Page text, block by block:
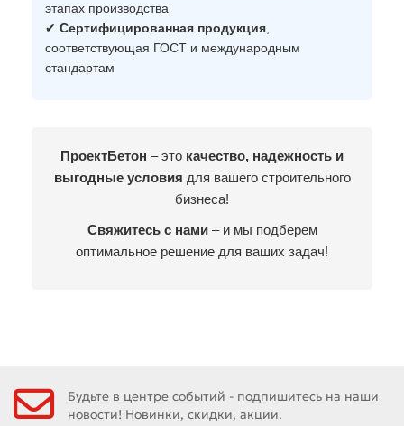
этапах производства
✔ Сертифицированная продукция
соответствующая ГОСТ и международным
стандартам
ПроектБетон – это качество, надежность и
выгодные условия для вашего строительного
бизнеса!
Свяжитесь с нами– и мы подберем
оптимальное решение для ваших задач!
Будьте в центре событий - подпишитесь на наши
новости! Новинки, скидки, акции.